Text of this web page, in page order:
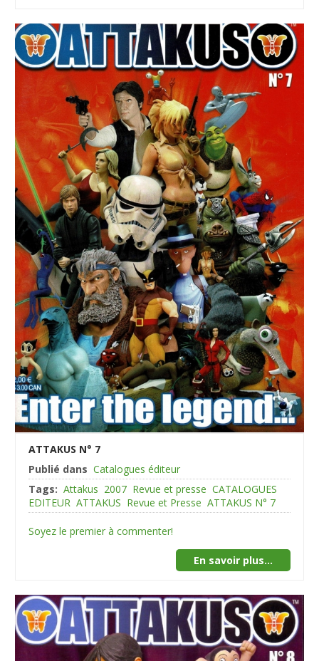
ATTAKUS N° 7
Publié dans Catalogues éditeur
Tags: Attakus 2007 Revue et presse CATALOGUES
EDITEUR ATTAKUS Revue et Presse ATTAKUS N° 7
Soyez le premier à commenter!
En savoir plus...